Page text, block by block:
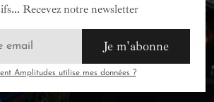
Recevez notre newsletter
Je m'abonne
Amplitudes utilise mes données ?